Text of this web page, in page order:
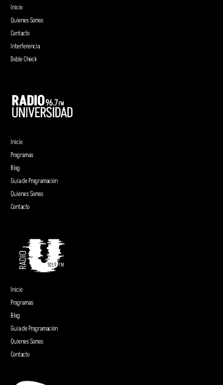
Inicio
Quienes Somos
Contacto
Interferencia
Doble Check
Inicio
Programas
Blog
Guía de Programación
Quienes Somos
Contacto
Inicio
Programas
Blog
Guía de Programación
Quienes Somos
Contacto